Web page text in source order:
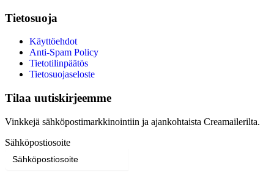
Tietosuoja
Käyttöehdot
Anti-Spam Policy
Tietotilinpäätös
Tietosuojaseloste
Tilaa uutiskirjeemme
Vinkkejä sähköpostimarkkinointiin ja ajankohtaista Creamailerilta.
Sähköpostiosoite